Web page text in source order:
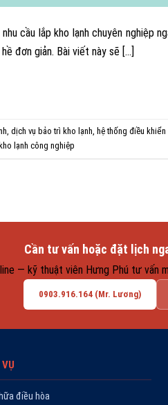
cầu lắp kho lạnh chuyên
đơn giản. Bài viết này sẽ […]
, dịch vụ bảo trì kho lạnh, hệ thống điều
lạnh công nghiệp
Cần tư vấn hoặc đặt lịch
— kỹ thuật viên Hưng Phú tư vấn
0903.916.164 (Mr. Lương)
điều hòa